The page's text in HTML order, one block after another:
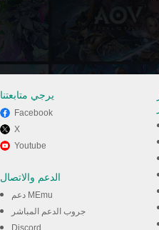
يرجي متابعتنا
Facebook
X
Youtube
الدعم والاتصال
دعم MEmu
جروب الدعم المباشر
Discord